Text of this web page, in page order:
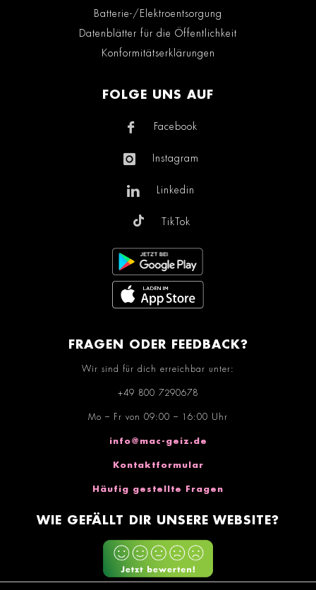
Batterie-/Elektroentsorgung
Datenblätter für die Öffentlichkeit
Konformitätserklärungen
FOLGE UNS AUF
Facebook
Instagram
Linkedin
TikTok
FRAGEN ODER FEEDBACK?
Wir sind für dich erreichbar unter:
+49 800 7290678
Mo – Fr von 09:00 – 16:00 Uhr
info@mac-geiz.de
Kontaktformular
Häufig gestellte Fragen
WIE GEFÄLLT DIR UNSERE WEBSITE?